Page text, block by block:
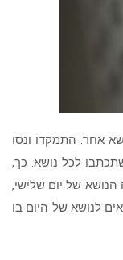
אחר. התמקדו ונסו
לכל נושא. כך,
של יום שלישי,
לנושא של היום בו